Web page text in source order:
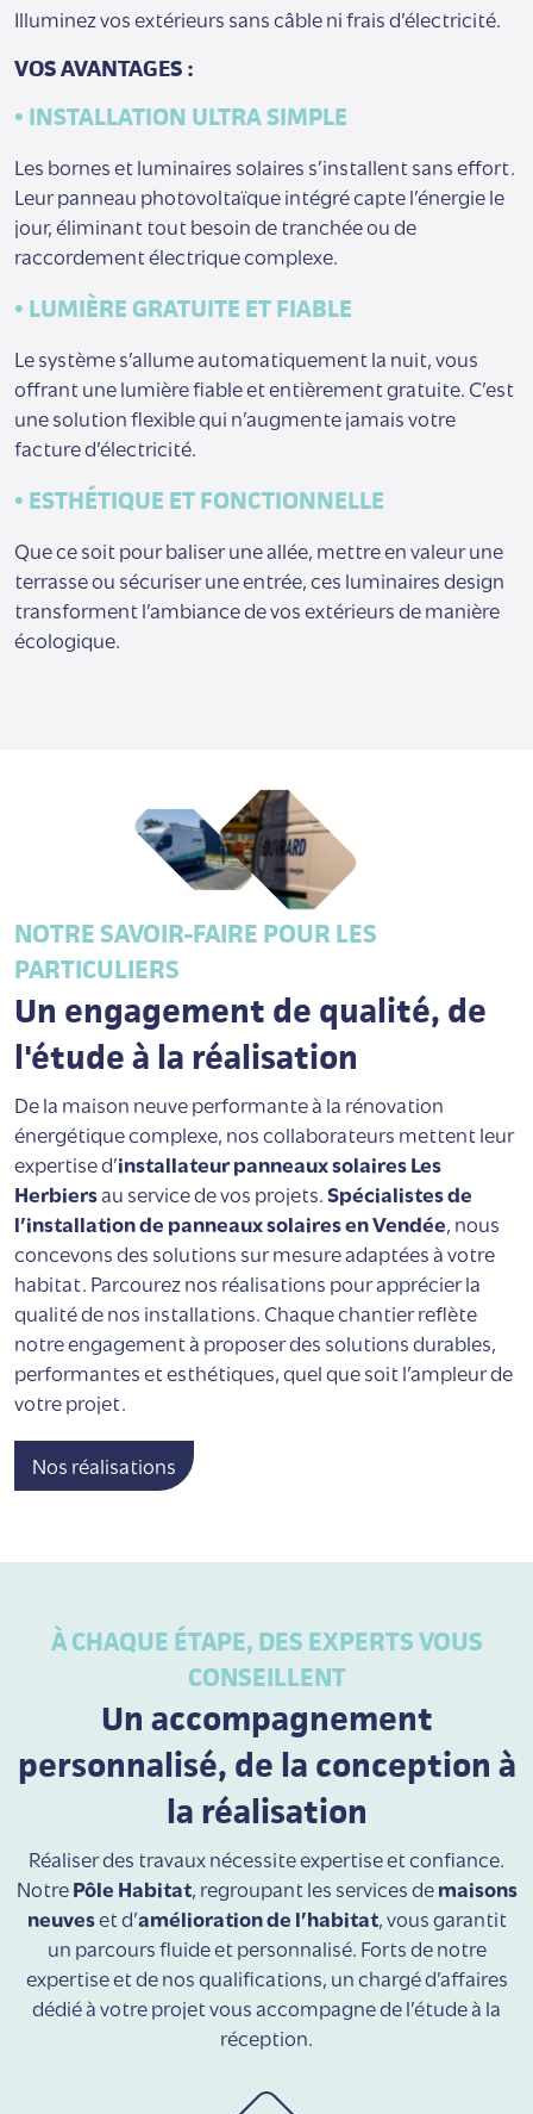
Illuminez vos extérieurs sans câble ni frais d’électricité.
VOS AVANTAGES :
• INSTALLATION ULTRA SIMPLE
Les bornes et luminaires solaires s’installent sans effort.
Leur panneau photovoltaïque intégré capte l’énergie le
jour, éliminant tout besoin de tranchée ou de
raccordement électrique complexe.
• LUMIÈRE GRATUITE ET FIABLE
Le système s’allume automatiquement la nuit, vous
offrant une lumière fiable et entièrement gratuite. C’est
une solution flexible qui n’augmente jamais votre
facture d’électricité.
• ESTHÉTIQUE ET FONCTIONNELLE
Que ce soit pour baliser une allée, mettre en valeur une
terrasse ou sécuriser une entrée, ces luminaires design
transforment l’ambiance de vos extérieurs de manière
écologique.
NOTRE SAVOIR-FAIRE POUR LES
PARTICULIERS
Un engagement de qualité, de
l'étude à la réalisation
De la maison neuve performante à la rénovation
énergétique complexe, nos collaborateurs mettent leur
expertise d’installateur panneaux solaires Les
Herbiersau service de vos projets.Spécialistes de
l’installation de panneaux solaires en Vendée, nous
concevons des solutions sur mesure adaptées à votre
habitat. Parcourez nos réalisations pour apprécier la
qualité de nos installations. Chaque chantier reflète
notre engagement à proposer des solutions durables,
performantes et esthétiques, quel que soit l’ampleur de
votre projet.
Nos réalisations
À CHAQUE ÉTAPE, DES EXPERTS VOUS
CONSEILLENT
Un accompagnement
personnalisé, de la conception à
la réalisation
Réaliser des travaux nécessite expertise et confiance.
NotrePôle Habitat, regroupant les services demaisons
neuveset d’amélioration de l’habitat, vous garantit
un parcours fluide et personnalisé. Forts de notre
expertise et de nos qualifications, un chargé d’affaires
dédié à votre projet vous accompagne de l’étude à la
réception.